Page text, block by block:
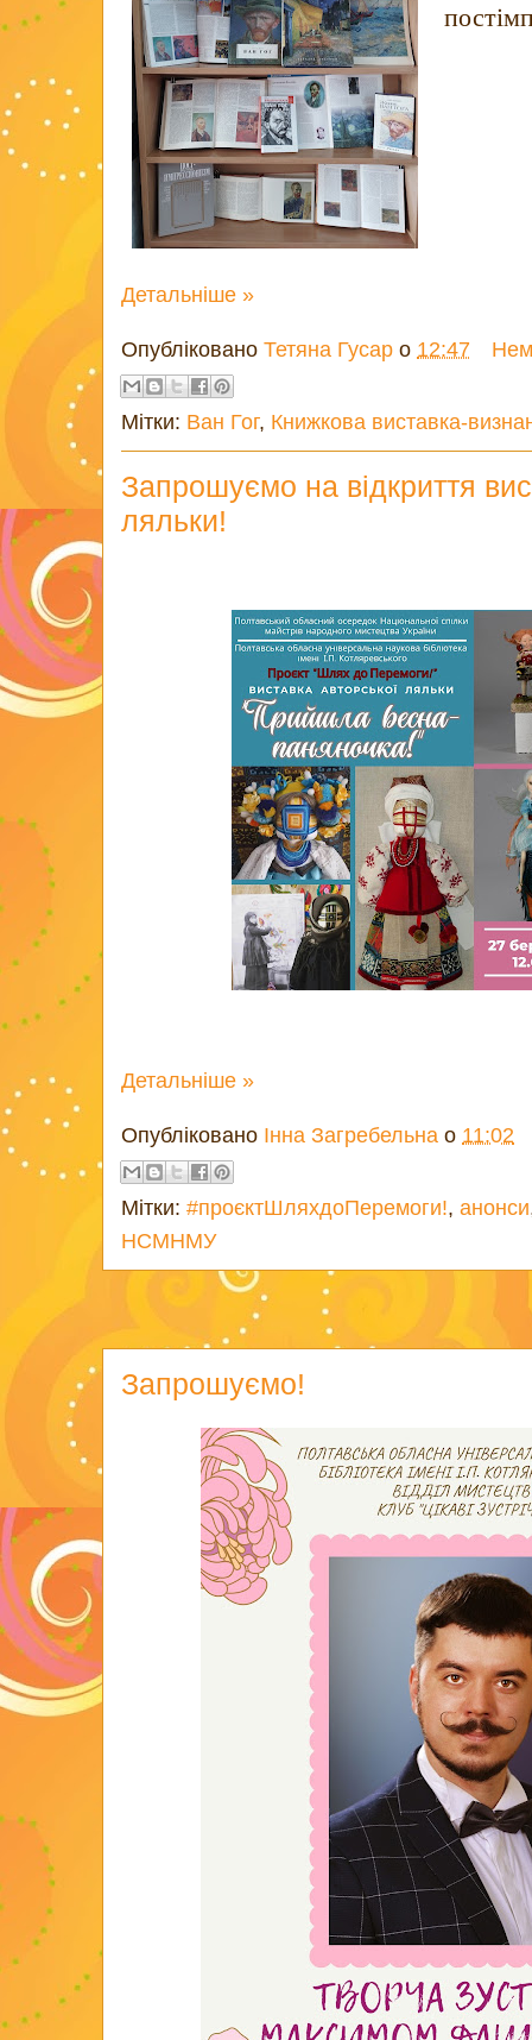
Детальніше »
Опубліковано Тетяна Гусар о 12:47
Мітки: Ван Гог, Книжкова виставка-
Запрошуємо на відкриття
ляльки!
Детальніше »
Опубліковано Інна Загребельна о 11:02
Мітки: #проєктШляхдоПеремоги!, анонси
НСМНМУ
Запрошуємо!